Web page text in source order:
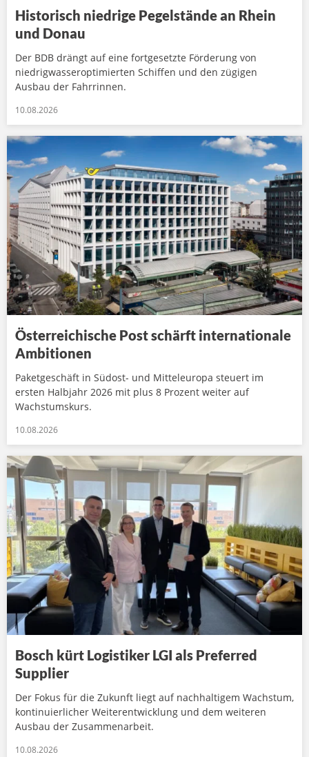
Historisch niedrige Pegelstände an Rhein
und Donau
Der BDB drängt auf eine fortgesetzte Förderung von
niedrigwasseroptimierten Schiffen und den zügigen
Ausbau der Fahrrinnen.
10.08.2026
Österreichische Post schärft internationale
Ambitionen
Paketgeschäft in Südost- und Mitteleuropa steuert im
ersten Halbjahr 2026 mit plus 8 Prozent weiter auf
Wachstumskurs.
10.08.2026
Bosch kürt Logistiker LGI als Preferred
Supplier
Der Fokus für die Zukunft liegt auf nachhaltigem Wachstum,
kontinuierlicher Weiterentwicklung und dem weiteren
Ausbau der Zusammenarbeit.
10.08.2026